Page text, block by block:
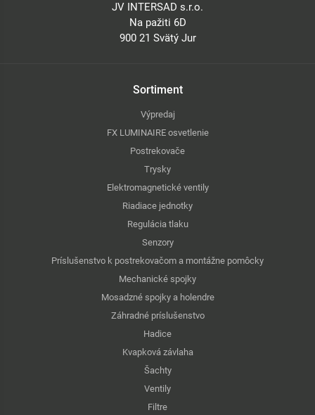
JV INTERSAD s.r.o.
Na pažiti 6D
900 21 Svätý Jur
Sortiment
Výpredaj
FX LUMINAIRE osvetlenie
Postrekovače
Trysky
Elektromagnetické ventily
Riadiace jednotky
Regulácia tlaku
Senzory
Príslušenstvo k postrekovačom a montážne pomôcky
Mechanické spojky
Mosadzné spojky a holendre
Záhradné príslušenstvo
Hadice
Kvapková závlaha
Šachty
Ventily
Filtre